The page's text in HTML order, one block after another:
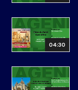
04:30